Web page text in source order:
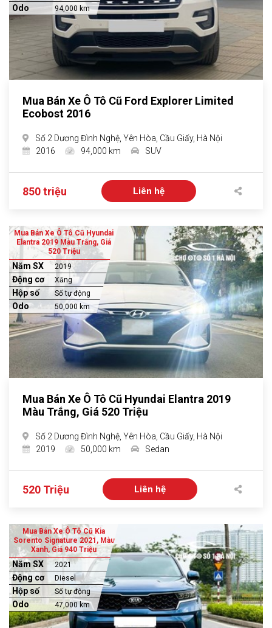
Odo 94,000 km
Mua Bán Xe Ô Tô Cũ Ford Explorer Limited
Ecobost 2016
Số 2 Dương Đình Nghệ, Yên Hòa, Cầu Giấy, Hà Nội
2016
94,000 km SUV
850 triệu Liên hệ
Mua Bán Xe Ô Tô Cũ Hyundai
Elantra 2019 Màu Trắng, Giá
520 Triệu
Năm SX 2019
Động cơ Xăng
Hộp số Số tự động
Odo 50,000 km
Mua Bán Xe Ô Tô Cũ Hyundai Elantra 2019
Màu Trắng, Giá 520 Triệu
Số 2 Dương Đình Nghệ, Yên Hòa, Cầu Giấy, Hà Nội
2019
50,000 km Sedan
520 Triệu Liên hệ
Mua Bán Xe Ô Tô Cũ Kia
Sorento Signature 2021, Màu
Xanh, Giá 940 Triệu
Năm SX 2021
Động cơ Diesel
Hộp số Số tự động
Odo 47,000 km